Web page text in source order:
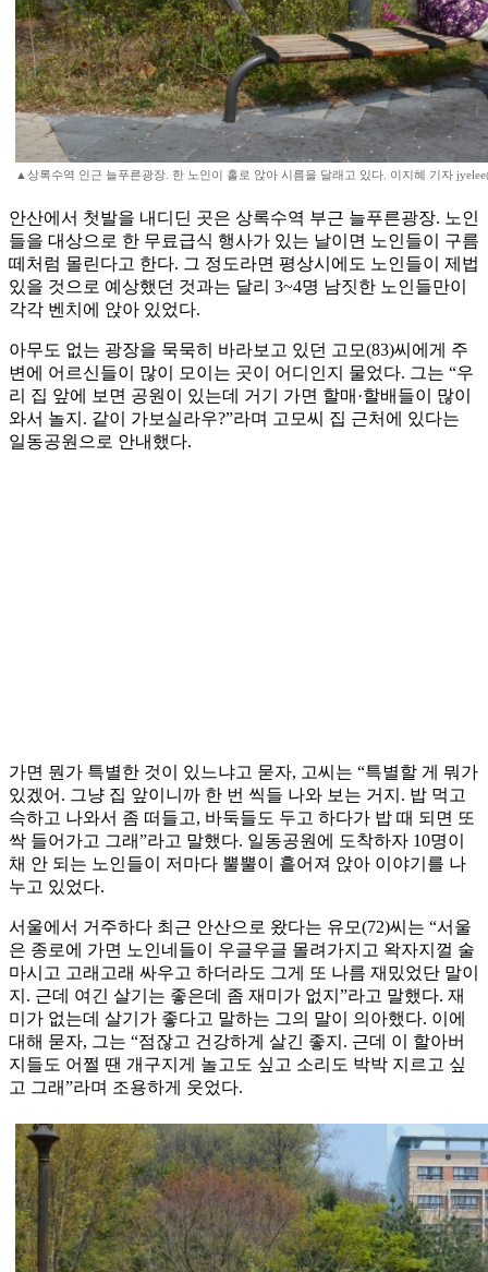
▲상록수역 인근 늘푸른광장. 한 노인이 홀로 앉아 시름을 달래고 있다. 이지혜 기자
안산에서 첫발을 내디딘 곳은 상록수역 부근 늘푸른광장. 노인
들을 대상으로 한 무료급식 행사가 있는 날이면 노인들이 구름
떼처럼 몰린다고 한다. 그 정도라면 평상시에도 노인들이 제법
있을 것으로 예상했던 것과는 달리 3~4명 남짓한 노인들만이
각각 벤치에 앉아 있었다.
아무도 없는 광장을 묵묵히 바라보고 있던 고모(83)씨에게 주
변에 어르신들이 많이 모이는 곳이 어디인지 물었다. 그는 “우
리 집 앞에 보면 공원이 있는데 거기 가면 할매·할배들이 많이
와서 놀지. 같이 가보실라우?”라며 고모씨 집 근처에 있다는
일동공원으로 안내했다.
가면 뭔가 특별한 것이 있느냐고 묻자, 고씨는 “특별할 게 뭐가
있겠어. 그냥 집 앞이니까 한 번 씩들 나와 보는 거지. 밥 먹고
슥하고 나와서 좀 떠들고, 바둑들도 두고 하다가 밥 때 되면 또
싹 들어가고 그래”라고 말했다. 일동공원에 도착하자 10명이
채 안 되는 노인들이 저마다 뿔뿔이 흩어져 앉아 이야기를 나
누고 있었다.
서울에서 거주하다 최근 안산으로 왔다는 유모(72)씨는 “서울
은 종로에 가면 노인네들이 우글우글 몰려가지고 왁자지껄 술
마시고 고래고래 싸우고 하더라도 그게 또 나름 재밌었단 말이
지. 근데 여긴 살기는 좋은데 좀 재미가 없지”라고 말했다. 재
미가 없는데 살기가 좋다고 말하는 그의 말이 의아했다. 이에
대해 묻자, 그는 “점잖고 건강하게 살긴 좋지. 근데 이 할아버
지들도 어쩔 땐 개구지게 놀고도 싶고 소리도 박박 지르고 싶
고 그래”라며 조용하게 웃었다.